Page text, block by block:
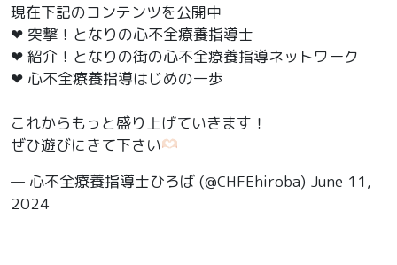
現在下記のコンテンツを公開中
❤︎ 突撃！となりの心不全療養指導士
❤︎ 紹介！となりの街の心不全療養指導ネットワーク
❤︎ 心不全療養指導はじめの一歩
これからもっと盛り上げていきます！
ぜひ遊びにきて下さい
— 心不全療養指導士ひろば (@CHFEhiroba) June 11,
2024